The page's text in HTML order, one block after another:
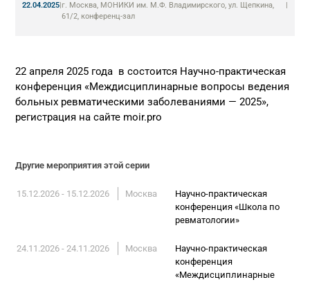
22.04.2025|г. Москва, МОНИКИ им. М.Ф. Владимирского, ул. Щепкина,
61/2, конференц-зал
|
22 апреля 2025 года в состоится Научно-практическая
конференция «Междисциплинарные вопросы ведения
больных ревматическими заболеваниями — 2025»,
регистрация на сайте moir.pro
Другие мероприятия этой серии
15.12.2026 - 15.12.2026 Москва
Научно-практическая
конференция «Школа по
ревматологии»
24.11.2026 - 24.11.2026 Москва
Научно-практическая
конференция
«Междисциплинарные